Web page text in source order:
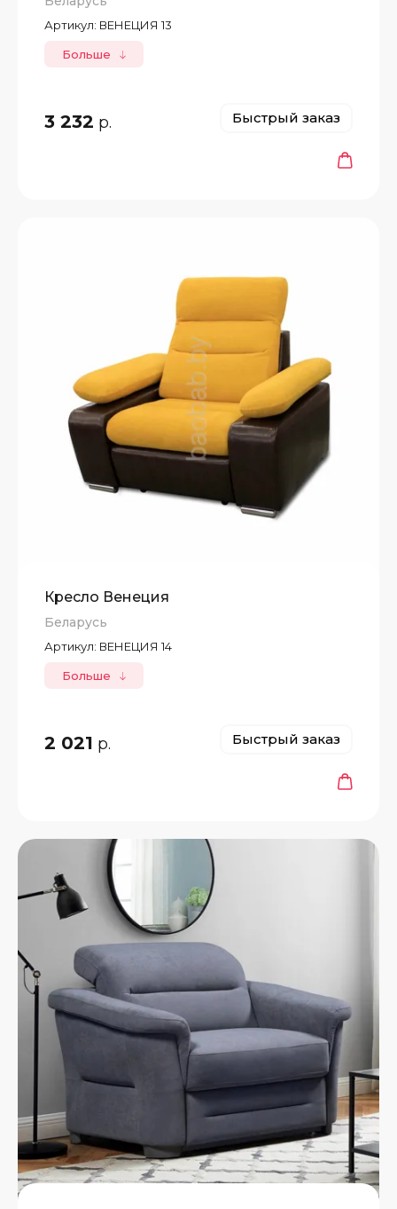
Артикул: ВЕНЕЦИЯ 13
Больше
3 232 р. Быстрый заказ
Кресло Венеция
Беларусь
Артикул: ВЕНЕЦИЯ 14
Больше
2 021 р. Быстрый заказ